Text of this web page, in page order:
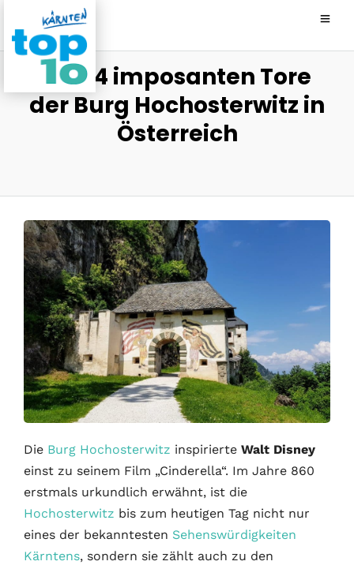
Die 14 imposanten Tore
der Burg Hochosterwitz in
Österreich
Die Burg Hochosterwitz inspirierte Walt Disney
einst zu seinem Film „Cinderella“. Im Jahre 860
erstmals urkundlich erwähnt, ist die
Hochosterwitz bis zum heutigen Tag nicht nur
eines der bekanntesten Sehenswürdigkeiten
Kärntens, sondern sie zählt auch zu den